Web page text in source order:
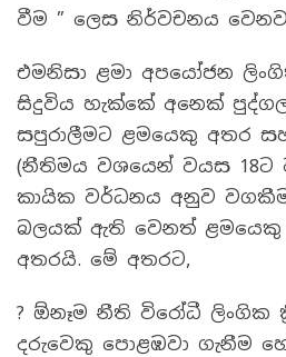
වීම ” ලෙස නිර්වචනය
එමනිසා ළමා අපයෝජන
සිදුවිය හැක්කේ අනෙක්
සපුරාලීමට ළමයෙකු අතර
(නීතිමය වශයෙන් වයස 18ට
කායික වර්ධනය අනුව
බලයක් ඇති වෙනත් ළමයෙකු
අතරයි. මේ අතරට,
? ඕනෑම නීති විරෝධී ලිංගික
දරුවෙකු පොළඹවා ගැනීම